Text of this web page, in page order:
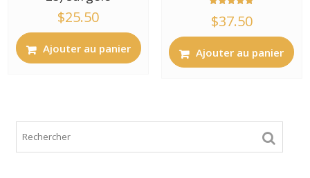
$25.50
Ajouter au panier
5.00
sur 5
$37.50
Ajouter au panier